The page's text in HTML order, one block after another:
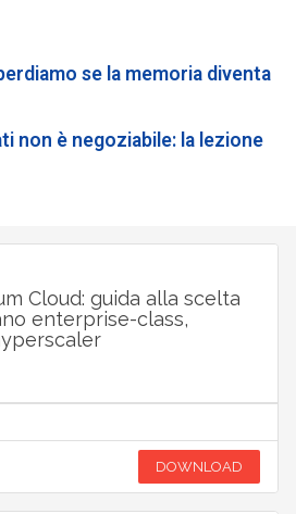
se la memoria diventa
non è negoziabile: la lezione
Cloud: guida alla scelta
enterprise-class,
DOWNLOAD